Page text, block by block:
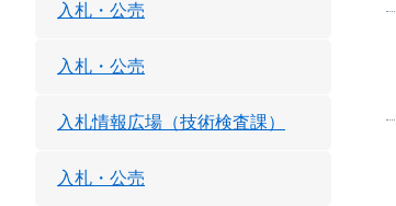
入札・公売
入札・公売
入札情報広場（技術検査課）
入札・公売